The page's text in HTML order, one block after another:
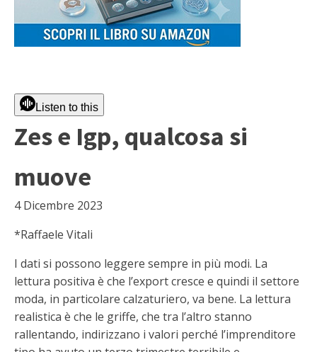
Listen to this
Zes e Igp, qualcosa si
muove
4 Dicembre 2023
*Raffaele Vitali
I dati si possono leggere sempre in più modi. La
lettura positiva è che l’export cresce e quindi il settore
moda, in particolare calzaturiero, va bene. La lettura
realistica è che le griffe, che tra l’altro stanno
rallentando, indirizzano i valori perché l’imprenditore